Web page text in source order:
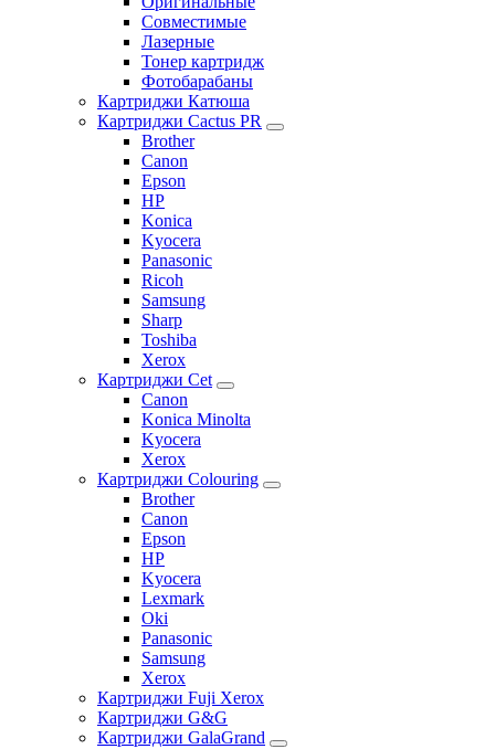
Совместимые
Лазерные
Тонер картридж
Фотобарабаны
Картриджи Катюша
Картриджи Cactus PR
Brother
Canon
Epson
HP
Konica
Kyocera
Panasonic
Ricoh
Samsung
Sharp
Toshiba
Xerox
Картриджи Cet
Canon
Konica Minolta
Kyocera
Xerox
Картриджи Colouring
Brother
Canon
Epson
HP
Kyocera
Lexmark
Oki
Panasonic
Samsung
Xerox
Картриджи Fuji Xerox
Картриджи G&G
Картриджи GalaGrand